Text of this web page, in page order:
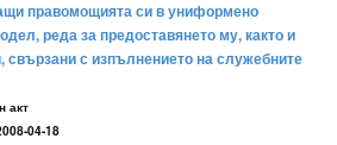
правомощията си в униформено
реда за предоставянето му, както и
свързани с изпълнението на служебните
акт
04-18